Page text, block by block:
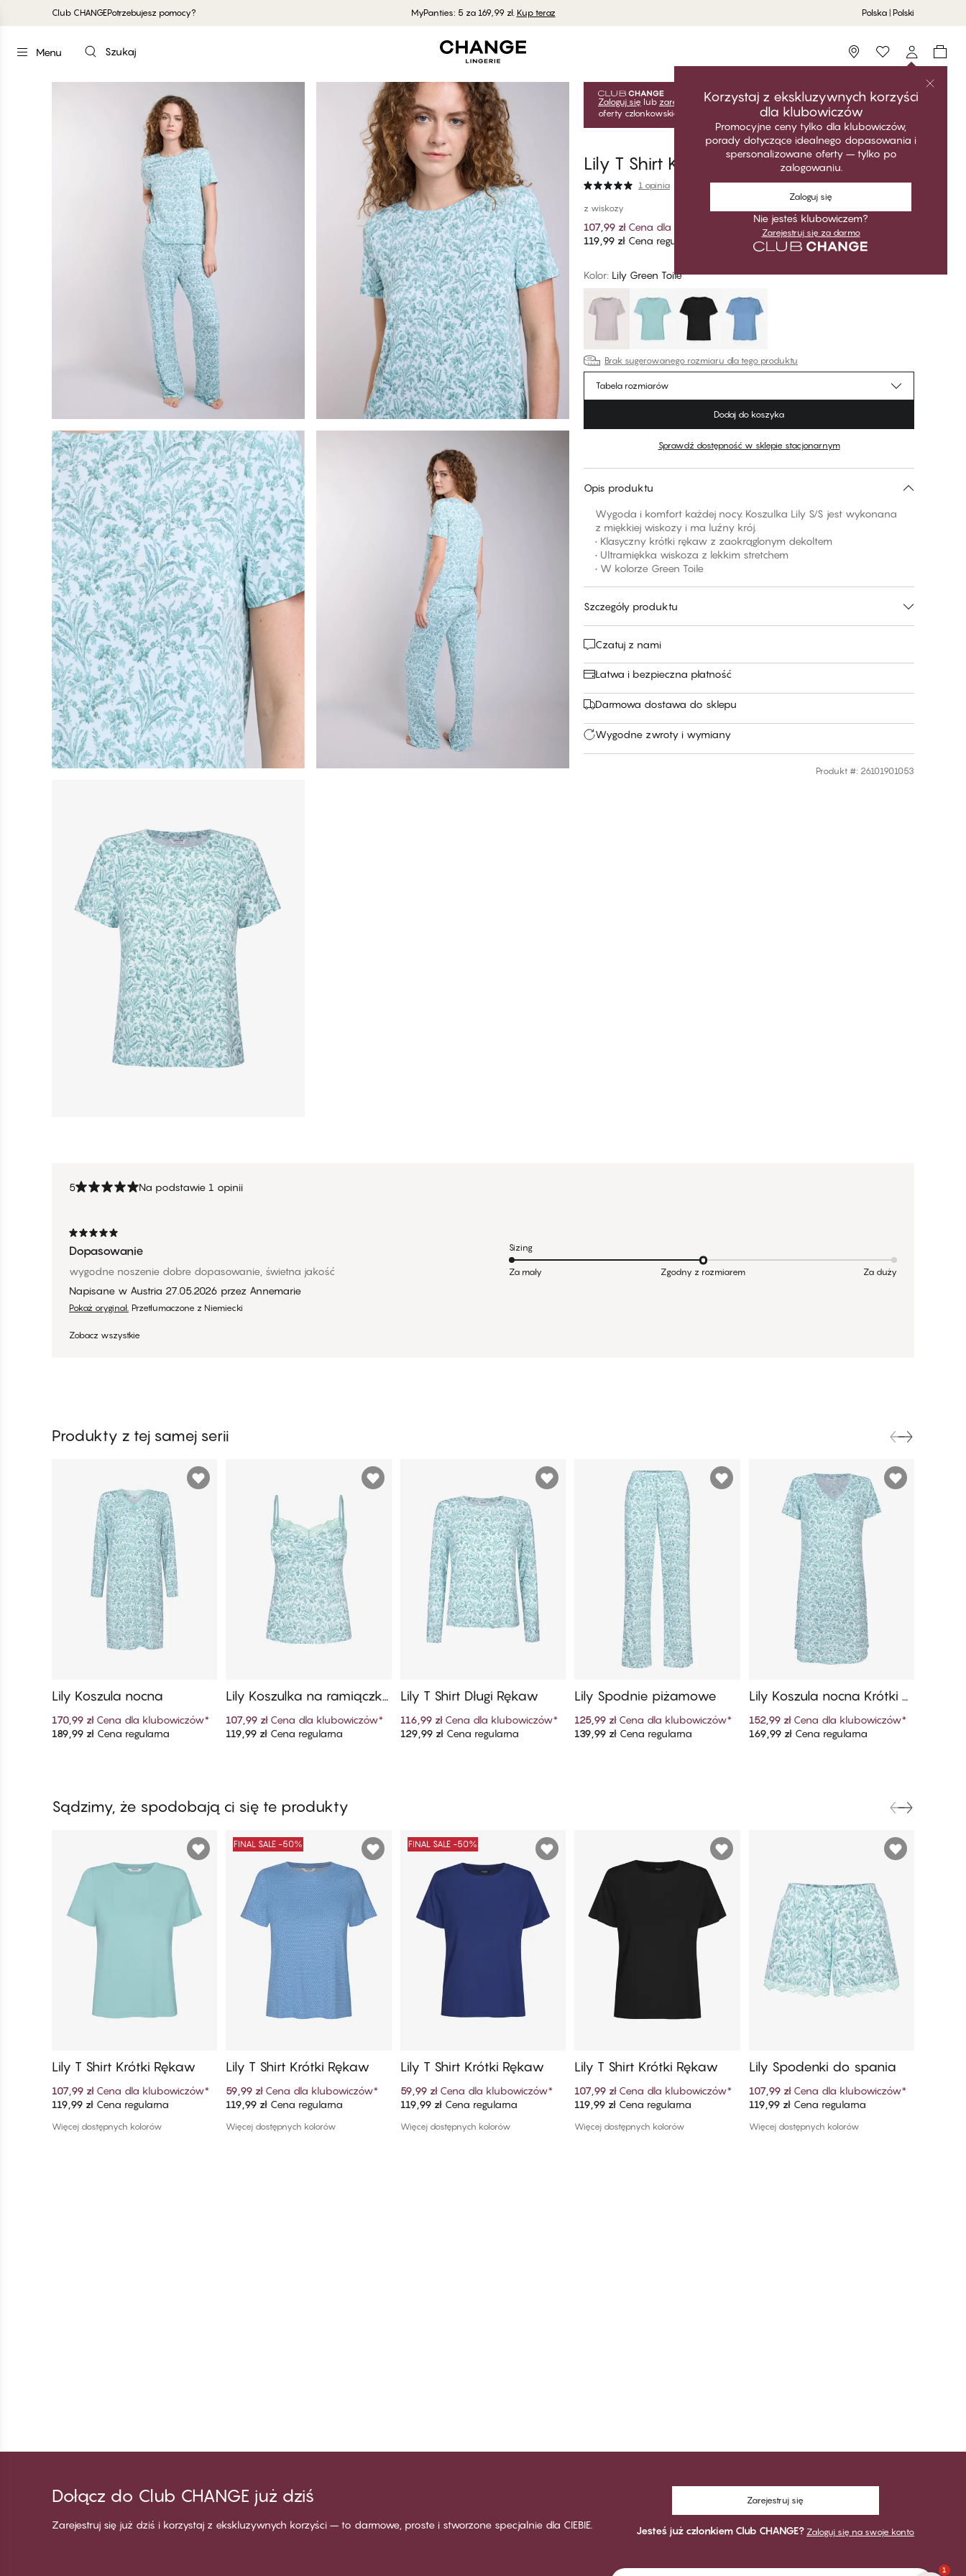
Club CHANGEPotrzebujesz pomocy? MyPanties: 5 za 169,99 zł. Kup teraz Polska | Polski
Menu Szukaj Storefinder
Korzystaj z ekskluzywnych korzyści
dla klubowiczów
Promocyjne ceny tylko dla klubowiczów,
porady dotyczące idealnego dopasowania i
spersonalizowane oferty – tylko po
zalogowaniu.
Zaloguj się
Nie jesteś klubowiczem?
Zarejestruj się za darmo
Zaloguj się lub zarejestruj się za darmo, aby odblokować ekskluzywne
oferty członkowskie! Ceny klubowe są aktywne tylko po zalogowaniu.
Lily T Shirt Krótki Rękaw
1 opinia
z wiskozy
107,99 zł Cena dla klubowiczów
119,99 zł Cena regularna
Kolor: Lily Green Toile
Brak sugerowanego rozmiaru dla tego produktu
Tabela rozmiarów
Dodaj do koszyka
Sprawdź dostępność w sklepie stacjonarnym
Opis produktu
Wygoda i komfort każdej nocy. Koszulka Lily S/S jest wykonana
z miękkiej wiskozy i ma luźny krój.
• Klasyczny krótki rękaw z zaokrąglonym dekoltem
• Ultramiękka wiskoza z lekkim stretchem
• W kolorze Green Toile
Szczegóły produktu
Czatuj z nami
Łatwa i bezpieczna płatność
Darmowa dostawa do sklepu
Wygodne zwroty i wymiany
Produkt #: 26101901053
5 Na podstawie 1 opinii
Dopasowanie
wygodne noszenie dobre dopasowanie, świetna jakość
Napisane w Austria 27.05.2026 przez Annemarie
Pokaż oryginał. Przetłumaczone z Niemiecki
Zobacz wszystkie
Sizing
Za mały Zgodny z rozmiarem Za duży
Produkty z tej samej serii
Dodaj do koszyka
Lily Koszula nocna
170,99 zł Cena dla klubowiczów*
189,99 zł Cena regularna Dodaj do koszyka
Lily Koszulka na ramiączka
107,99 zł Cena dla klubowiczów*
119,99 zł Cena regularna Dodaj do koszyka
Lily T Shirt Długi Rękaw
116,99 zł Cena dla klubowiczów*
129,99 złCena regularna Dodaj do koszyka
Lily Spodnie piżamowe
125,99 zł Cena dla klubowiczów*
139,99 zł Cena regularna Dodaj do koszyka
Lily Koszula nocna Krótki R
152,99 zł Cena dla klubowiczów*
169,99 złCena regularna
Sądzimy, że spodobają ci się te produkty
Dodaj do koszyka
Lily T Shirt Krótki Rękaw
107,99 zł Cena dla klubowiczów*
119,99 zł Cena regularna
Więcej dostępnych kolorów
Dodaj do koszyka
FINAL SALE -50%
Lily T Shirt Krótki Rękaw
59,99 zł Cena dla klubowiczów*
119,99 zł Cena regularna
Więcej dostępnych kolorów
Dodaj do koszyka
FINAL SALE -50%
Lily T Shirt Krótki Rękaw
59,99 zł Cena dla klubowiczów*
119,99 złCena regularna
Więcej dostępnych kolorów
Dodaj do koszyka
Lily T Shirt Krótki Rękaw
107,99 zł Cena dla klubowiczów*
119,99 zł Cena regularna
Więcej dostępnych kolorów
Dodaj do koszyka
Lily Spodenki do spania
107,99 zł Cena dla klubowiczów*
119,99 złCena regularna
Więcej dostępnych kolorów
Dołącz do Club CHANGE już dziś
Zarejestruj się już dziś i korzystaj z ekskluzywnych korzyści – to darmowe, proste i stworzone specjalnie dla CIEBIE.
Zarejestruj się
Jesteś już członkiem Club CHANGE? Zaloguj się na swoje konto
1